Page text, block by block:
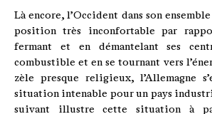
Là encore, l’Occident dans son
position très inconfortable par
fermant et en démantelant ses
combustible et en se tournant vers
zèle presque religieux, l’Allemagne
situation intenable pour un pays
suivant illustre cette situation à